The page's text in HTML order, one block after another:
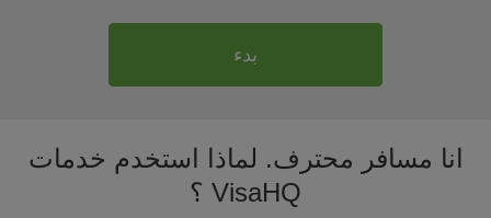
بدء
انا مسافر محترف. لماذا استخدم خدمات
VisaHQ ؟